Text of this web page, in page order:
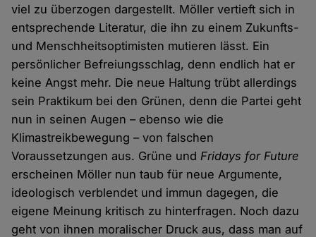
viel zu überzogen dargestellt. Möller vertieft sich in
entsprechende Literatur, die ihn zu einem Zukunfts-
und Menschheitsoptimisten mutieren lässt. Ein
persönlicher Befreiungsschlag, denn endlich hat er
keine Angst mehr. Die neue Haltung trübt allerdings
sein Praktikum bei den Grünen, denn die Partei geht
nun in seinen Augen – ebenso wie die
Klimastreikbewegung – von falschen
Voraussetzungen aus. Grüne und Fridays for Future
erscheinen Möller nun taub für neue Argumente,
ideologisch verblendet und immun dagegen, die
eigene Meinung kritisch zu hinterfragen. Noch dazu
geht von ihnen moralischer Druck aus, dass man auf